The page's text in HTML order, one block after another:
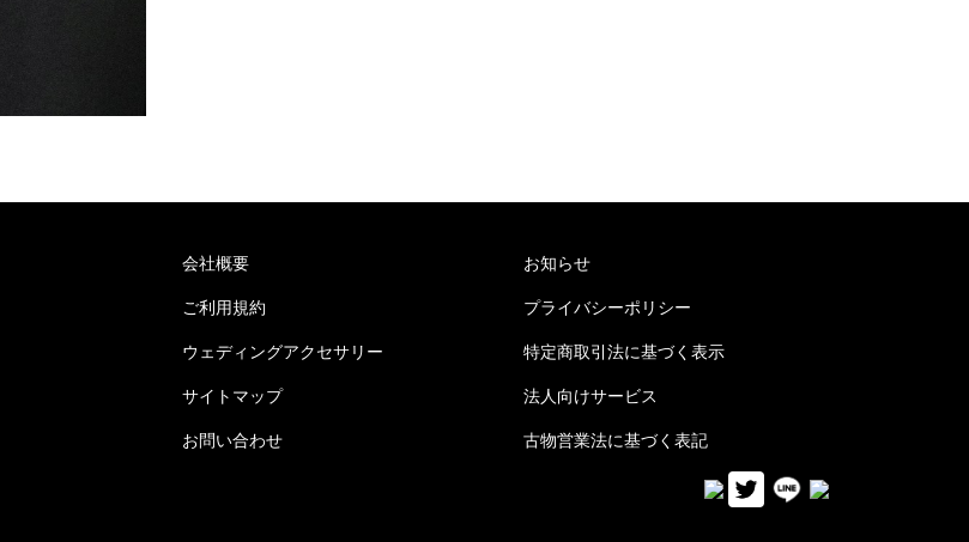
会社概要 お知らせ
ご利用規約 プライバシーポリシー
ウェディングアクセサリー 特定商取引法に基づく表示
サイトマップ 法人向けサービス
お問い合わせ 古物営業法に基づく表記